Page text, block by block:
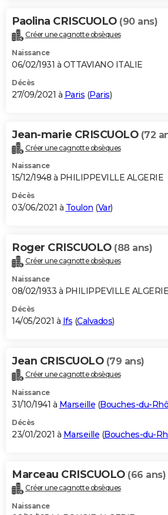
Paolina CRISCUOLO (90 ans)
Créer une cagnotte obsèques
Naissance
06/02/1931 à OTTAVIANO ITALIE
Décès
27/09/2021 à Paris (Paris)
Jean-marie CRISCUOLO (72
Créer une cagnotte obsèques
Naissance
15/12/1948 à PHILIPPEVILLE ALGERIE
Décès
03/06/2021 à Toulon (Var)
Roger CRISCUOLO (88 ans)
Créer une cagnotte obsèques
Naissance
08/02/1933 à PHILIPPEVILLE ALGERIE
Décès
14/05/2021 à Ifs (Calvados)
Jean CRISCUOLO (79 ans)
Créer une cagnotte obsèques
Naissance
31/10/1941 à Marseille (Bouches-du-
Décès
23/01/2021 à Marseille (Bouches-du-
Marceau CRISCUOLO (66 ans)
Créer une cagnotte obsèques
Naissance